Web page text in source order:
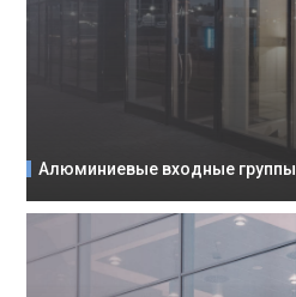
Алюминиевые входные группы